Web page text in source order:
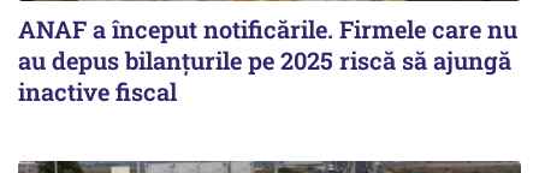
ANAF a început notificările. Firmele care nu
au depus bilanțurile pe 2025 riscă să ajungă
inactive fiscal